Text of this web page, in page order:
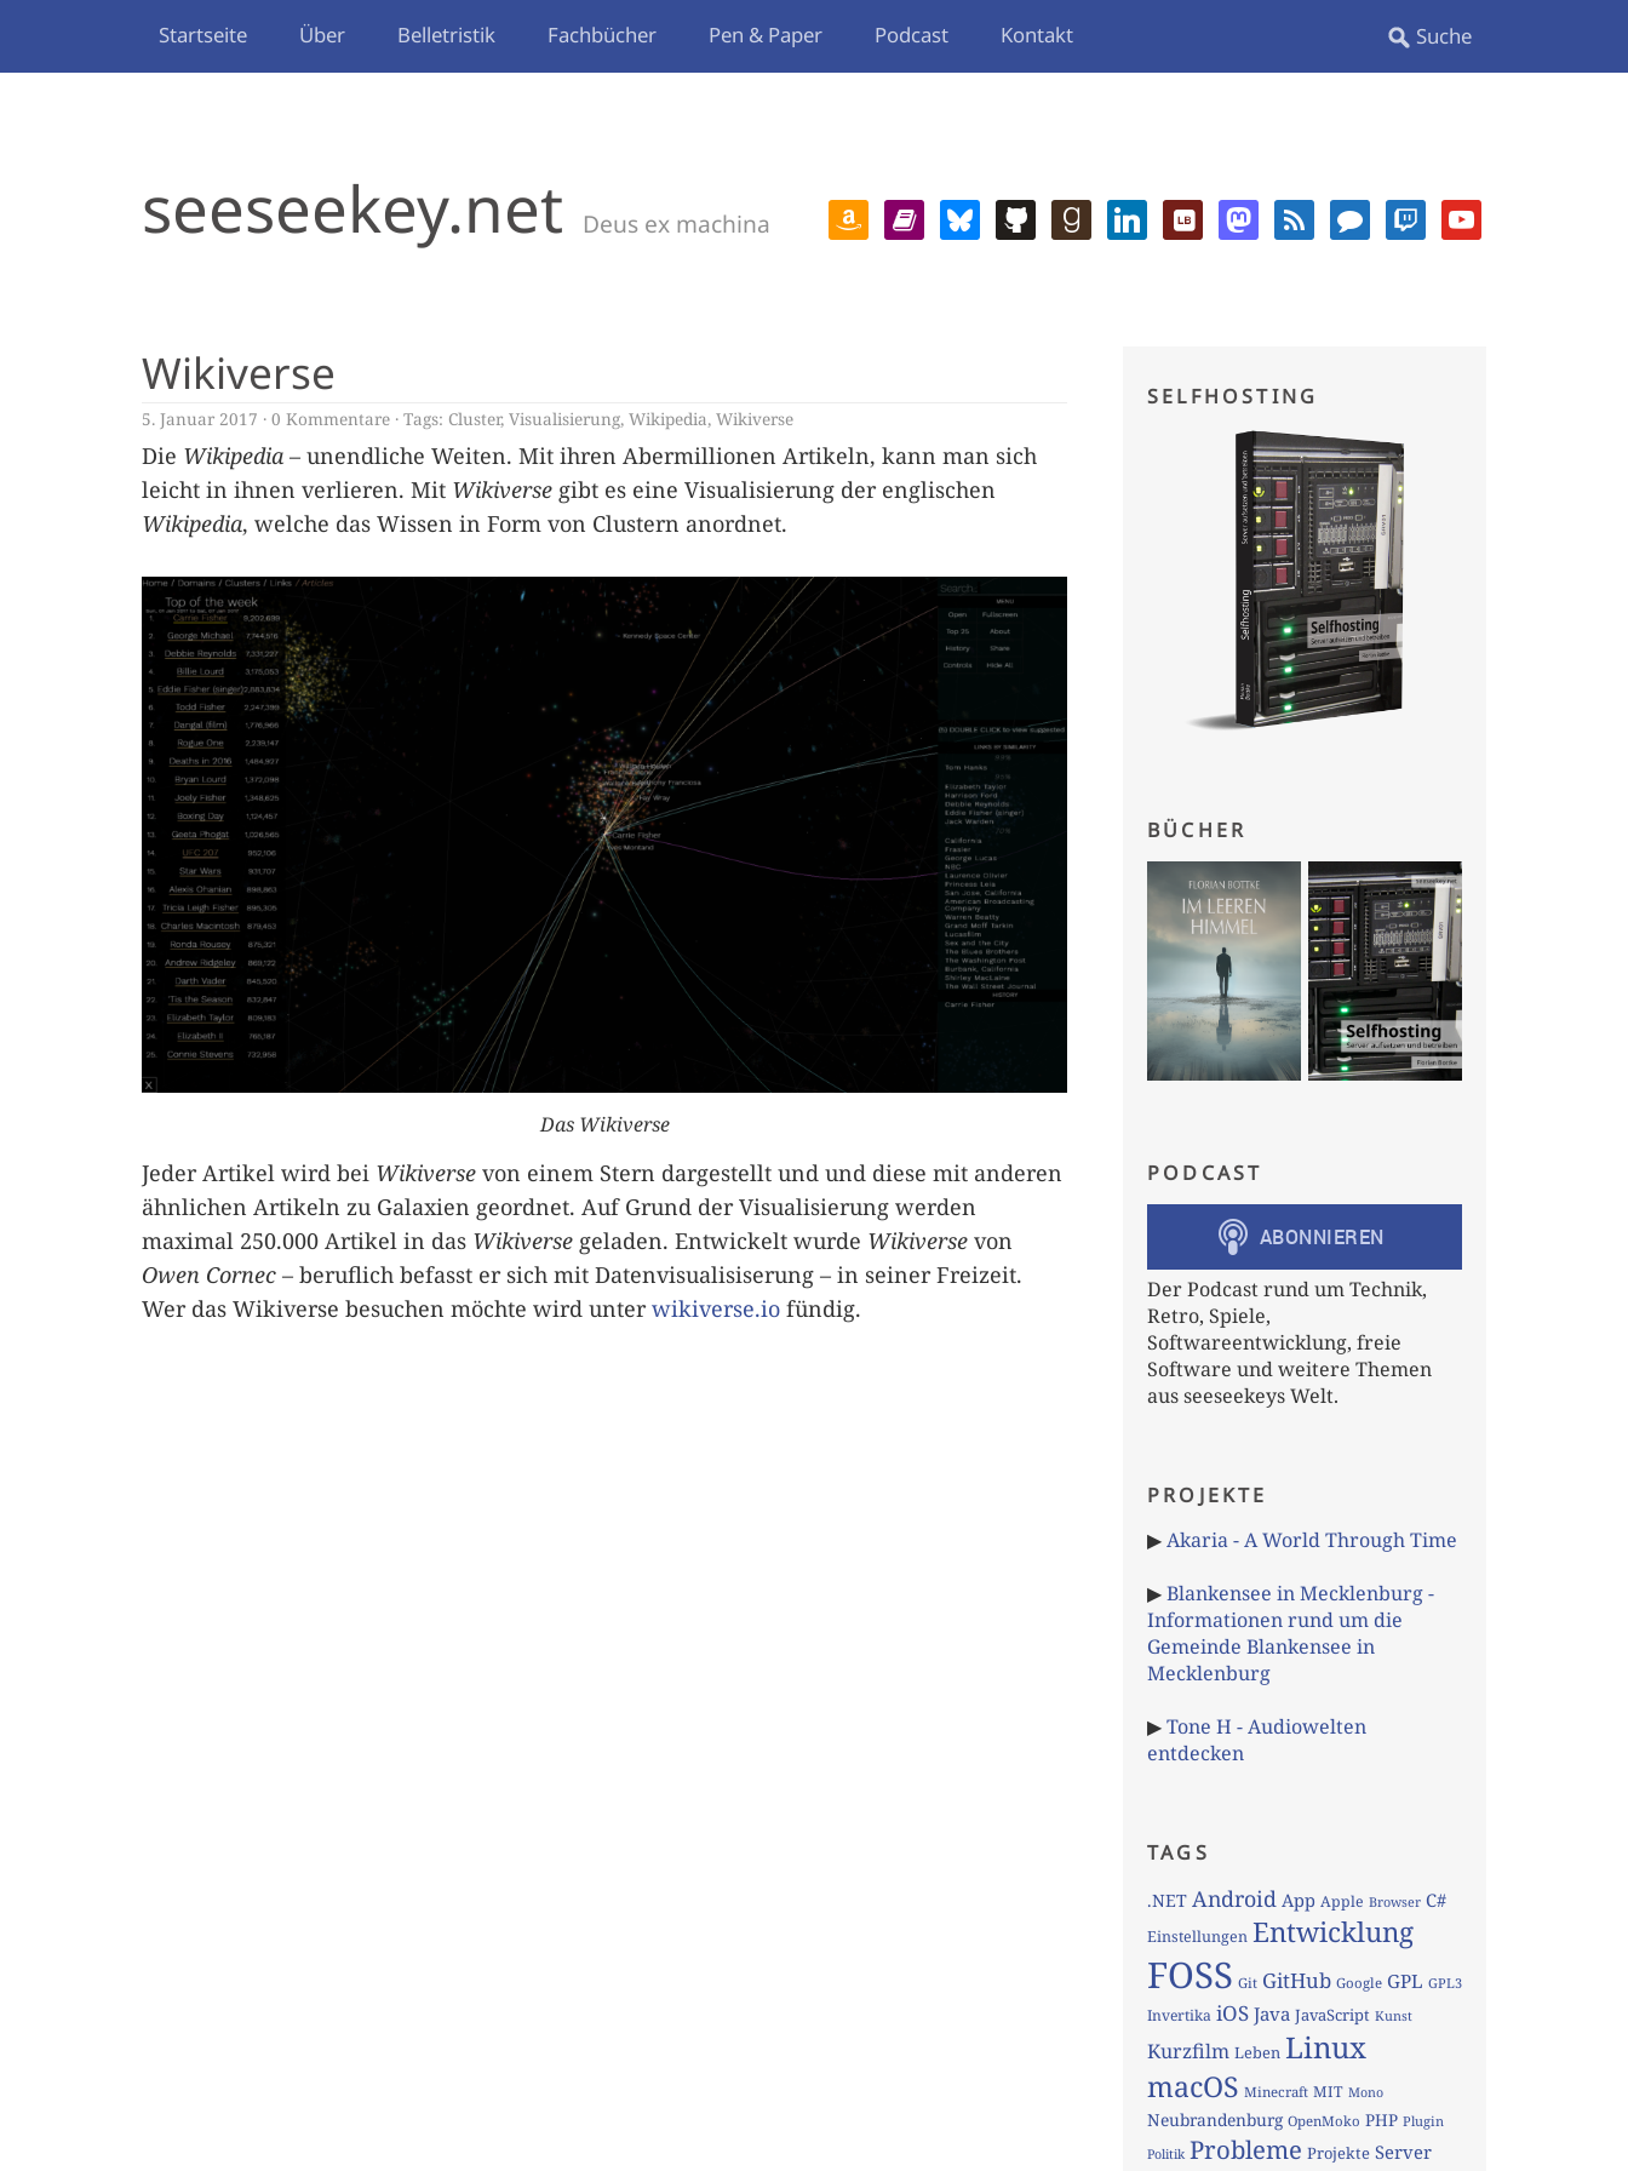
Startseite Über Belletristik Fachbücher Pen & Paper Podcast Kontakt
seeseekey.net Deus ex machina
Wikiverse
5. Januar 2017 0 Kommentare Tags: Cluster, Visualisierung, Wikipedia, Wikiverse
Die Wikipedia – unendliche Weiten. Mit ihren Abermillionen Artikeln, kann man sich
leicht in ihnen verlieren. Mit Wikiverse gibt es eine Visualisierung der englischen
Wikipedia, welche das Wissen in Form von Clustern anordnet.
Das Wikiverse
Jeder Artikel wird bei Wikiverse von einem Stern dargestellt und und diese mit anderen
ähnlichen Artikeln zu Galaxien geordnet. Auf Grund der Visualisierung werden
maximal 250.000 Artikel in das Wikiverse geladen. Entwickelt wurde Wikiverse von
Owen Cornec – beruflich befasst er sich mit Datenvisualisiserung – in seiner Freizeit.
Wer das Wikiverse besuchen möchte wird unterwikiverse.io fündig.
SELFHOSTING
BÜCHER
PODCAST
Der Podcast rund um Technik,
Retro, Spiele,
Softwareentwicklung, freie
Software und weitere Themen
aus seeseekeys Welt.
PROJEKTE
▶Akaria - A World Through Time
▶Blankensee in Mecklenburg -
Informationen rund um die
Gemeinde Blankensee in
Mecklenburg
▶Tone H - Audiowelten
entdecken
TAGS
.NET Android App Apple Browser C#
Einstellungen Entwicklung
FOSS Git GitHub Google GPL GPL3
Invertika iOS Java JavaScript Kunst
Kurzfilm Leben Linux
macOS Minecraft MIT Mono
Neubrandenburg OpenMoko PHP Plugin
Politik Probleme Projekte Server